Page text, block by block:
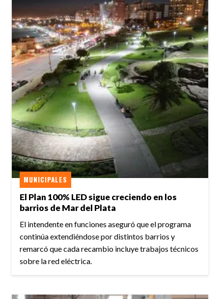
El Plan 100% LED sigue creciendo en los
barrios de Mar del Plata
MUNICIPALES
El intendente en funciones aseguró que el programa
continúa extendiéndose por distintos barrios y
remarcó que cada recambio incluye trabajos técnicos
sobre la red eléctrica.